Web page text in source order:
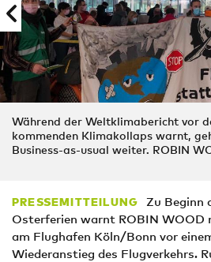
Während der Weltklimabericht vor
kommenden Klimakollaps warnt,
Business-as-usual weiter. ROBIN
PRESSEMITTEILUNG
Zu Beginn
Osterferien warnt ROBIN
am Flughafen Köln/Bonn vor
Wiederanstieg des Flugverkehrs.